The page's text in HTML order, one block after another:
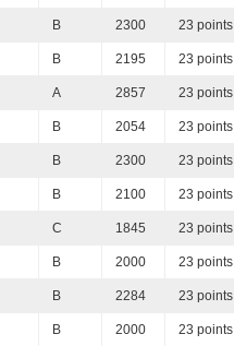
B 2300 23 points
B 2195 23 points
A 2857 23 points
B 2054 23 points
B 2300 23 points
B 2100 23 points
C 1845 23 points
B 2000 23 points
B 2284 23 points
B 2000 23 points